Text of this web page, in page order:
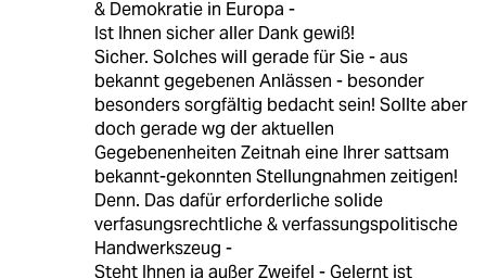
& Demokratie in Europa -
Ist Ihnen sicher aller Dank gewiß!
Sicher. Solches will gerade für Sie - aus
bekannt gegebenen Anlässen - besonder
besonders sorgfältig bedacht sein! Sollte aber
doch gerade wg der aktuellen
Gegebenenheiten Zeitnah eine Ihrer sattsam
bekannt-gekonnten Stellungnahmen zeitigen!
Denn. Das dafür erforderliche solide
verfasungsrechtliche & verfassungspolitische
Handwerkszeug -
Steht Ihnen ja außer Zweifel - Gelernt ist